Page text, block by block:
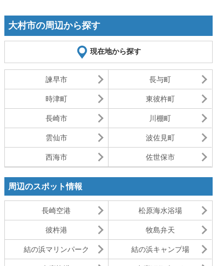
大村市の周辺から探す
現在地から探す
諫早市 長与町
時津町 東彼杵町
長崎市 川棚町
雲仙市 波佐見町
西海市 佐世保市
周辺のスポット情報
長崎空港 松原海水浴場
彼杵港 牧島弁天
結の浜マリンパーク 結の浜キャンプ場